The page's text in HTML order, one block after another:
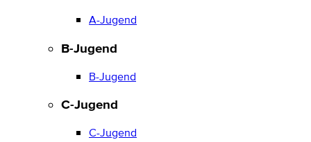
A-Jugend
B-Jugend
B-Jugend
C-Jugend
C-Jugend